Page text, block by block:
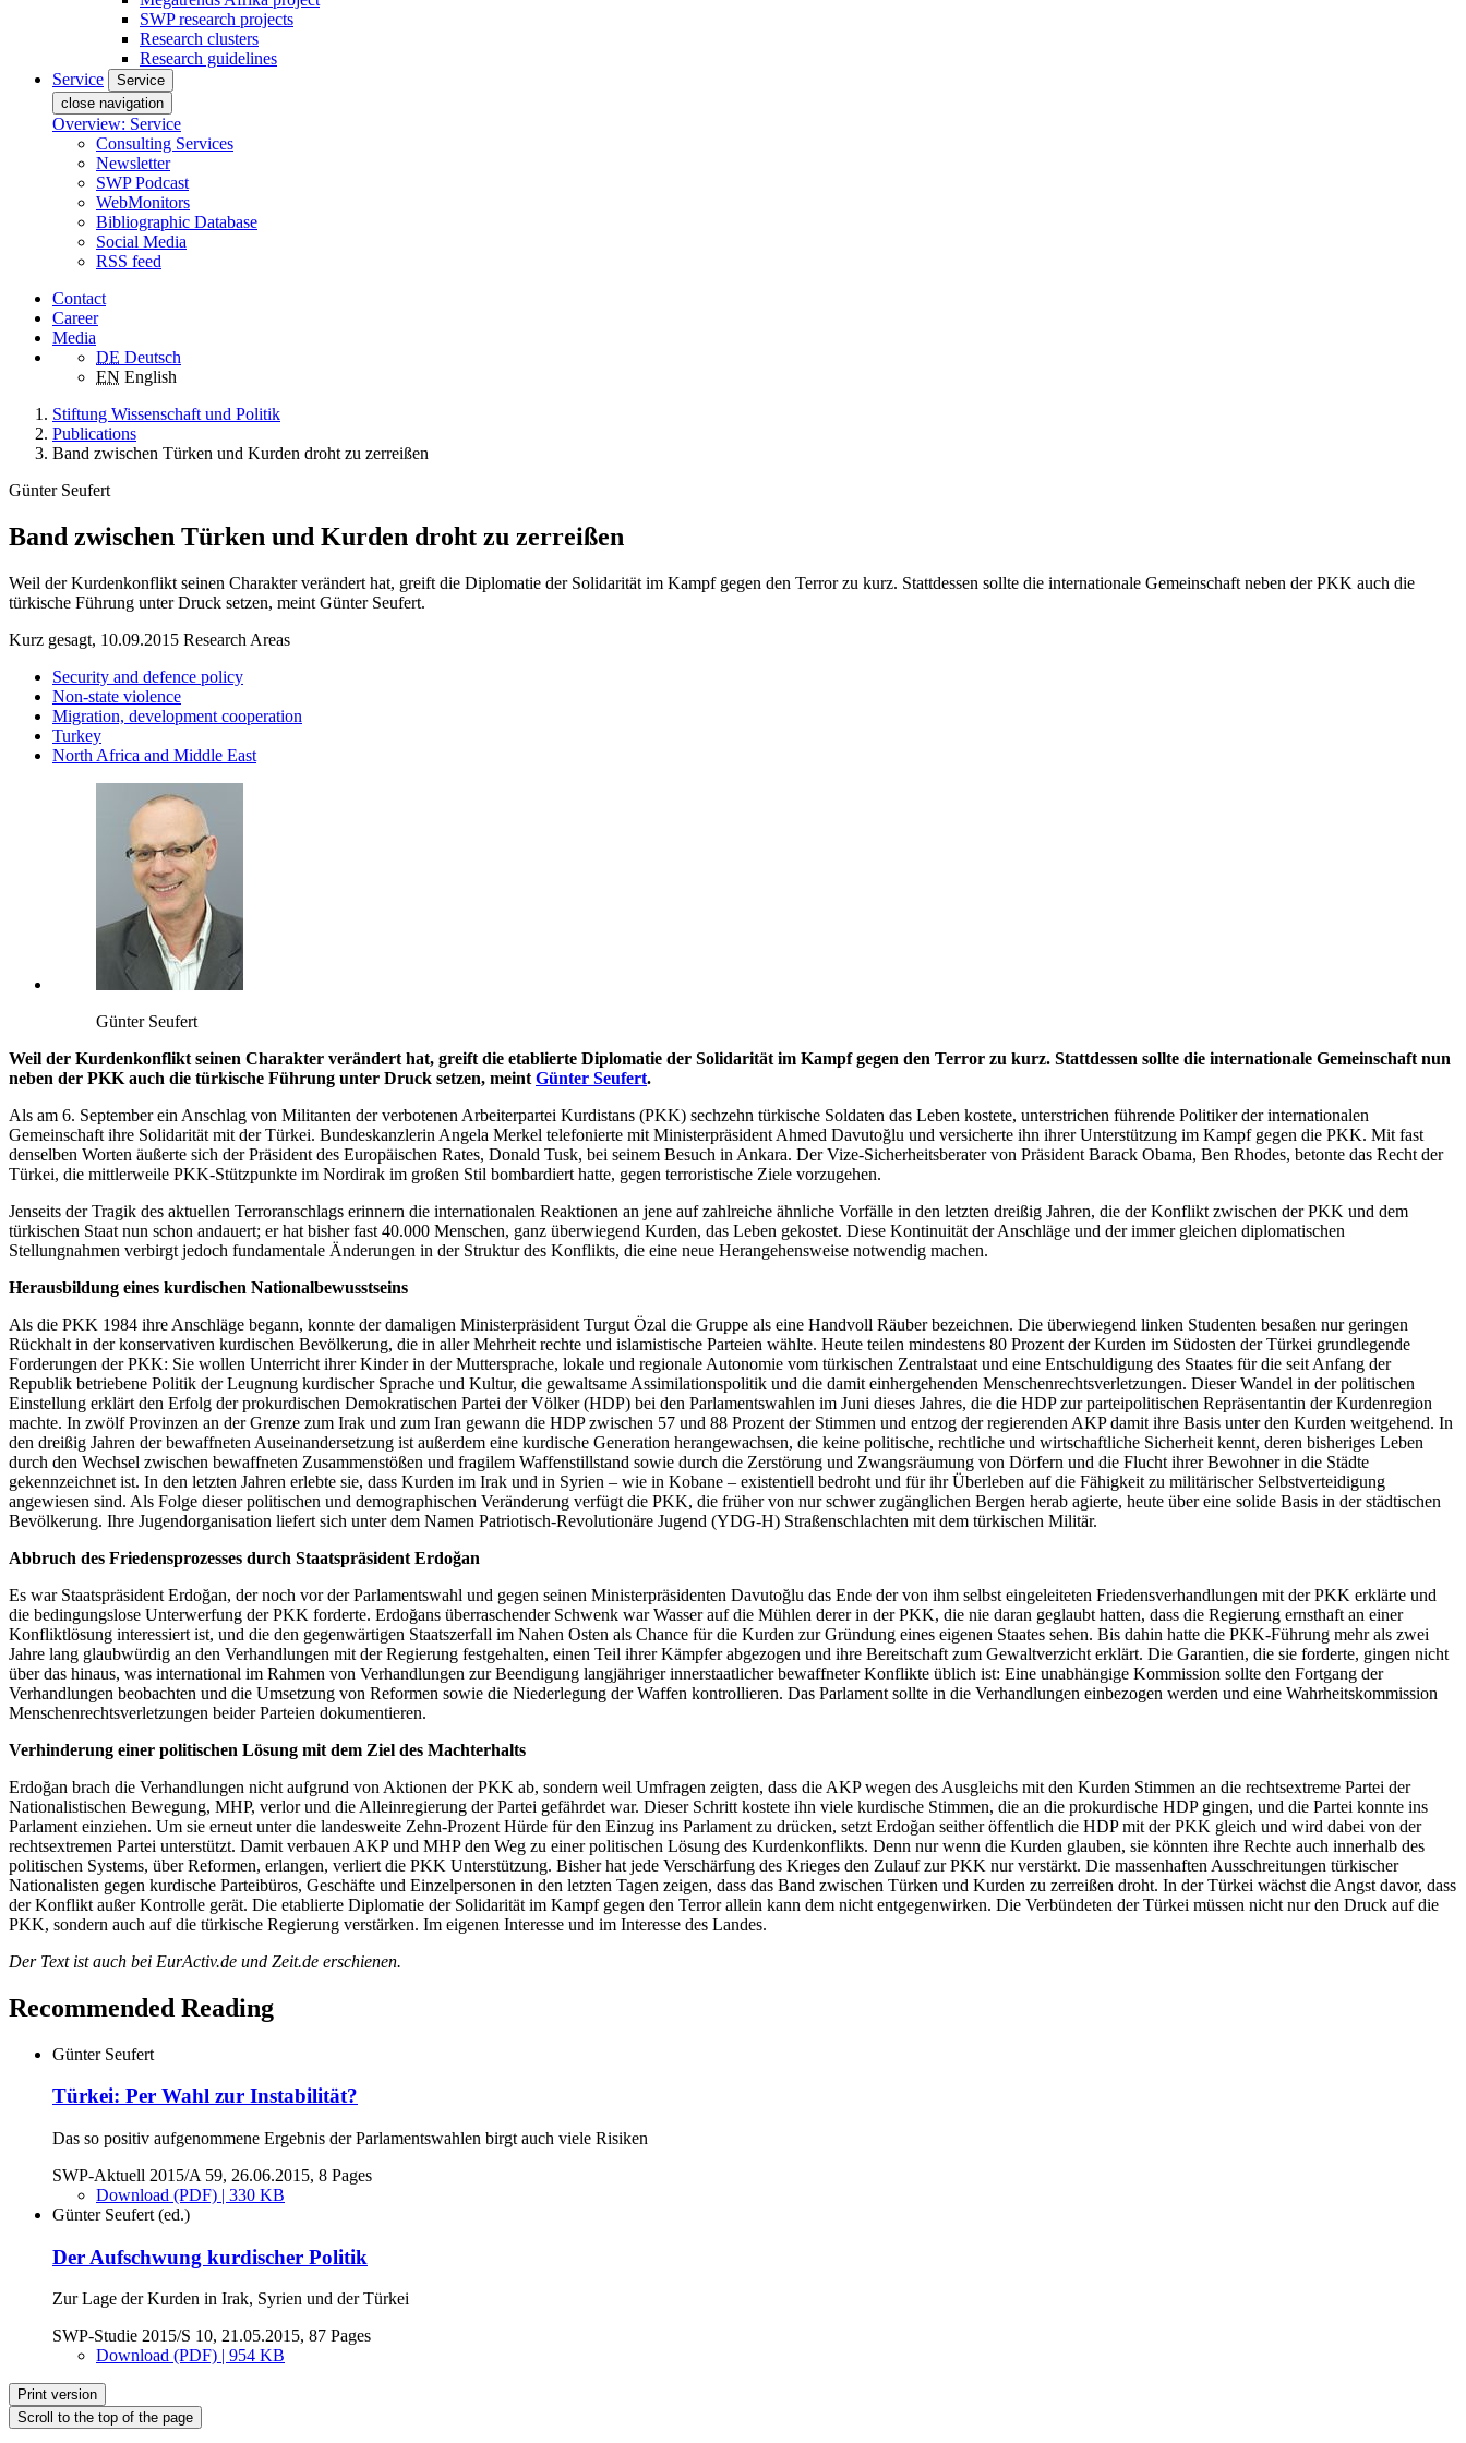
SWP research projects
Research clusters
Research guidelines
Service
Service
close navigation
Overview: Service
Consulting Services
Newsletter
SWP Podcast
WebMonitors
Bibliographic Database
Social Media
RSS feed
Contact
Career
Media
DE Deutsch
EN English
Stiftung Wissenschaft und Politik
Publications
Band zwischen Türken und Kurden droht zu zerreißen
Günter Seufert
Band zwischen Türken und Kurden droht zu zerreißen
Weil der Kurdenkonflikt seinen Charakter verändert hat, greift die Diplomatie der Solidarität im Kampf gegen den Terror zu kurz. Stattdessen sollte die internationale Gemeinschaft neben der PKK auch die
türkische Führung unter Druck setzen, meint Günter Seufert.
Kurz gesagt, 10.09.2015 Research Areas
Security and defence policy
Non-state violence
Migration, development cooperation
Turkey
North Africa and Middle East
Günter Seufert
Weil der Kurdenkonflikt seinen Charakter verändert hat, greift die etablierte Diplomatie der Solidarität im Kampf gegen den Terror zu kurz. Stattdessen sollte die internationale Gemeinschaft nun
neben der PKK auch die türkische Führung unter Druck setzen, meint Günter Seufert.
Als am 6. September ein Anschlag von Militanten der verbotenen Arbeiterpartei Kurdistans (PKK) sechzehn türkische Soldaten das Leben kostete, unterstrichen führende Politiker der internationalen
Gemeinschaft ihre Solidarität mit der Türkei. Bundeskanzlerin Angela Merkel telefonierte mit Ministerpräsident Ahmed Davutoğlu und versicherte ihn ihrer Unterstützung im Kampf gegen die PKK. Mit fast
denselben Worten äußerte sich der Präsident des Europäischen Rates, Donald Tusk, bei seinem Besuch in Ankara. Der Vize-Sicherheitsberater von Präsident Barack Obama, Ben Rhodes, betonte das Recht der
Türkei, die mittlerweile PKK-Stützpunkte im Nordirak im großen Stil bombardiert hatte, gegen terroristische Ziele vorzugehen.
Jenseits der Tragik des aktuellen Terroranschlags erinnern die internationalen Reaktionen an jene auf zahlreiche ähnliche Vorfälle in den letzten dreißig Jahren, die der Konflikt zwischen der PKK und dem
türkischen Staat nun schon andauert; er hat bisher fast 40.000 Menschen, ganz überwiegend Kurden, das Leben gekostet. Diese Kontinuität der Anschläge und der immer gleichen diplomatischen
Stellungnahmen verbirgt jedoch fundamentale Änderungen in der Struktur des Konflikts, die eine neue Herangehensweise notwendig machen.
Herausbildung eines kurdischen Nationalbewusstseins
Als die PKK 1984 ihre Anschläge begann, konnte der damaligen Ministerpräsident Turgut Özal die Gruppe als eine Handvoll Räuber bezeichnen. Die überwiegend linken Studenten besaßen nur geringen
Rückhalt in der konservativen kurdischen Bevölkerung, die in aller Mehrheit rechte und islamistische Parteien wählte. Heute teilen mindestens 80 Prozent der Kurden im Südosten der Türkei grundlegende
Forderungen der PKK: Sie wollen Unterricht ihrer Kinder in der Muttersprache, lokale und regionale Autonomie vom türkischen Zentralstaat und eine Entschuldigung des Staates für die seit Anfang der
Republik betriebene Politik der Leugnung kurdischer Sprache und Kultur, die gewaltsame Assimilationspolitik und die damit einhergehenden Menschenrechtsverletzungen. Dieser Wandel in der politischen
Einstellung erklärt den Erfolg der prokurdischen Demokratischen Partei der Völker (HDP) bei den Parlamentswahlen im Juni dieses Jahres, die die HDP zur parteipolitischen Repräsentantin der Kurdenregion
machte. In zwölf Provinzen an der Grenze zum Irak und zum Iran gewann die HDP zwischen 57 und 88 Prozent der Stimmen und entzog der regierenden AKP damit ihre Basis unter den Kurden weitgehend. In
den dreißig Jahren der bewaffneten Auseinandersetzung ist außerdem eine kurdische Generation herangewachsen, die keine politische, rechtliche und wirtschaftliche Sicherheit kennt, deren bisheriges Leben
durch den Wechsel zwischen bewaffneten Zusammenstößen und fragilem Waffenstillstand sowie durch die Zerstörung und Zwangsräumung von Dörfern und die Flucht ihrer Bewohner in die Städte
gekennzeichnet ist. In den letzten Jahren erlebte sie, dass Kurden im Irak und in Syrien – wie in Kobane – existentiell bedroht und für ihr Überleben auf die Fähigkeit zu militärischer Selbstverteidigung
angewiesen sind. Als Folge dieser politischen und demographischen Veränderung verfügt die PKK, die früher von nur schwer zugänglichen Bergen herab agierte, heute über eine solide Basis in der städtischen
Bevölkerung. Ihre Jugendorganisation liefert sich unter dem Namen Patriotisch-Revolutionäre Jugend (YDG-H) Straßenschlachten mit dem türkischen Militär.
Abbruch des Friedensprozesses durch Staatspräsident Erdoğan
Es war Staatspräsident Erdoğan, der noch vor der Parlamentswahl und gegen seinen Ministerpräsidenten Davutoğlu das Ende der von ihm selbst eingeleiteten Friedensverhandlungen mit der PKK erklärte und
die bedingungslose Unterwerfung der PKK forderte. Erdoğans überraschender Schwenk war Wasser auf die Mühlen derer in der PKK, die nie daran geglaubt hatten, dass die Regierung ernsthaft an einer
Konfliktlösung interessiert ist, und die den gegenwärtigen Staatszerfall im Nahen Osten als Chance für die Kurden zur Gründung eines eigenen Staates sehen. Bis dahin hatte die PKK-Führung mehr als zwei
Jahre lang glaubwürdig an den Verhandlungen mit der Regierung festgehalten, einen Teil ihrer Kämpfer abgezogen und ihre Bereitschaft zum Gewaltverzicht erklärt. Die Garantien, die sie forderte, gingen nicht
über das hinaus, was international im Rahmen von Verhandlungen zur Beendigung langjähriger innerstaatlicher bewaffneter Konflikte üblich ist: Eine unabhängige Kommission sollte den Fortgang der
Verhandlungen beobachten und die Umsetzung von Reformen sowie die Niederlegung der Waffen kontrollieren. Das Parlament sollte in die Verhandlungen einbezogen werden und eine Wahrheitskommission
Menschenrechtsverletzungen beider Parteien dokumentieren.
Verhinderung einer politischen Lösung mit dem Ziel des Machterhalts
Erdoğan brach die Verhandlungen nicht aufgrund von Aktionen der PKK ab, sondern weil Umfragen zeigten, dass die AKP wegen des Ausgleichs mit den Kurden Stimmen an die rechtsextreme Partei der
Nationalistischen Bewegung, MHP, verlor und die Alleinregierung der Partei gefährdet war. Dieser Schritt kostete ihn viele kurdische Stimmen, die an die prokurdische HDP gingen, und die Partei konnte ins
Parlament einziehen. Um sie erneut unter die landesweite Zehn-Prozent Hürde für den Einzug ins Parlament zu drücken, setzt Erdoğan seither öffentlich die HDP mit der PKK gleich und wird dabei von der
rechtsextremen Partei unterstützt. Damit verbauen AKP und MHP den Weg zu einer politischen Lösung des Kurdenkonflikts. Denn nur wenn die Kurden glauben, sie könnten ihre Rechte auch innerhalb des
politischen Systems, über Reformen, erlangen, verliert die PKK Unterstützung. Bisher hat jede Verschärfung des Krieges den Zulauf zur PKK nur verstärkt. Die massenhaften Ausschreitungen türkischer
Nationalisten gegen kurdische Parteibüros, Geschäfte und Einzelpersonen in den letzten Tagen zeigen, dass das Band zwischen Türken und Kurden zu zerreißen droht. In der Türkei wächst die Angst davor, dass
der Konflikt außer Kontrolle gerät. Die etablierte Diplomatie der Solidarität im Kampf gegen den Terror allein kann dem nicht entgegenwirken. Die Verbündeten der Türkei müssen nicht nur den Druck auf die
PKK, sondern auch auf die türkische Regierung verstärken. Im eigenen Interesse und im Interesse des Landes.
Der Text ist auch bei EurActiv.de und Zeit.de erschienen.
Recommended Reading
Günter Seufert
Türkei: Per Wahl zur Instabilität?
Das so positiv aufgenommene Ergebnis der Parlamentswahlen birgt auch viele Risiken
SWP-Aktuell 2015/A 59, 26.06.2015, 8 Pages
Download (PDF) | 330 KB
Günter Seufert (ed.)
Der Aufschwung kurdischer Politik
Zur Lage der Kurden in Irak, Syrien und der Türkei
SWP-Studie 2015/S 10, 21.05.2015, 87 Pages
Download (PDF) | 954 KB
Print version
Scroll to the top of the page